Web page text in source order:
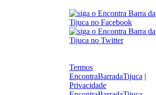
Termos
EncontraBarradaTijuca |
Privacidade